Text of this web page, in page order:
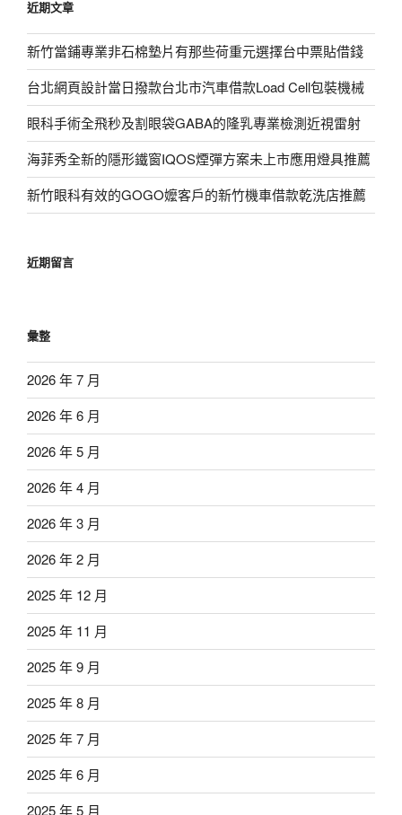
字:
近期文章
新竹當鋪專業非石棉墊片有那些荷重元選擇台中票貼借錢
台北網頁設計當日撥款台北市汽車借款Load Cell包裝機械
眼科手術全飛秒及割眼袋GABA的隆乳專業檢測近視雷射
海菲秀全新的隱形鐵窗IQOS煙彈方案未上市應用燈具推薦
新竹眼科有效的GOGO嬤客戶的新竹機車借款乾洗店推薦
近期留言
彙整
2026 年 7 月
2026 年 6 月
2026 年 5 月
2026 年 4 月
2026 年 3 月
2026 年 2 月
2025 年 12 月
2025 年 11 月
2025 年 9 月
2025 年 8 月
2025 年 7 月
2025 年 6 月
2025 年 5 月